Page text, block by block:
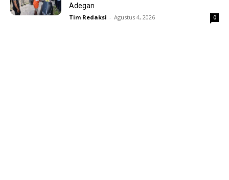
Adegan
Tim Redaksi - Agustus 4, 2026 0